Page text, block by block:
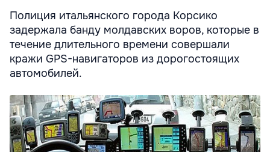
Полиция итальянского города Корсико
задержала банду молдавских воров, которые в
течение длительного времени совершали
кражи GPS-навигаторов из дорогостоящих
автомобилей.